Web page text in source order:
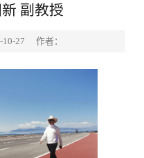
副教授
10-27 作者：